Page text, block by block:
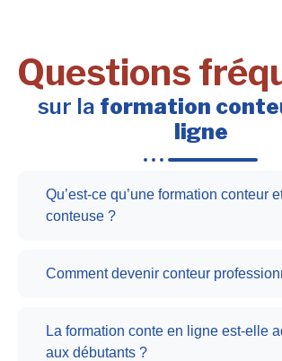
Questions
sur la formation
ligne
Qu’est-ce qu’une formation conteur
conteuse ?
Comment devenir conteur
La formation conte en ligne est-elle
aux débutants ?